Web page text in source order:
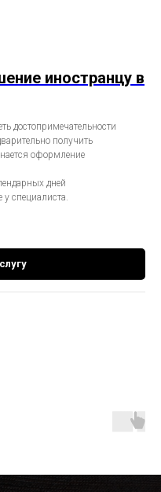
иностранцу в
достопримечательности
получить
оформление
дней
у специалиста.